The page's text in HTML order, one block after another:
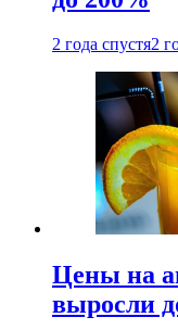
2 года спустя2
Цены на
выросли